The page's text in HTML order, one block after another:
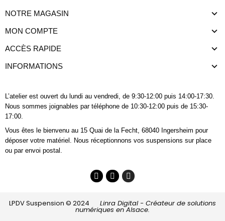
NOTRE MAGASIN
MON COMPTE
ACCÈS RAPIDE
INFORMATIONS
L’atelier est ouvert du lundi au vendredi, de 9:30-12:00 puis 14:00-17:30.
Nous sommes joignables par téléphone de 10:30-12:00 puis de 15:30-
17:00.
Vous êtes le bienvenu au 15 Quai de la Fecht, 68040 Ingersheim pour
déposer votre matériel. Nous réceptionnons vos suspensions sur place
ou par envoi postal.
LPDV Suspension © 2024 Linra Digital - Créateur de solutions
numériques en Alsace.